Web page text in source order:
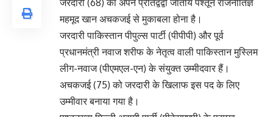
जरदारी (68) का अपने प्रतिद्वंद्वी जातीय पश्तून राजनीतिज्ञ
महमूद खान अचकजई से मुकाबला होना है।
जरदारी पाकिस्तान पीपुल्स पार्टी (पीपीपी) और पूर्व
प्रधानमंत्री नवाज शरीफ के नेतृत्व वाली पाकिस्तान मुस्लिम
लीग-नवाज (पीएमएल-एन) के संयुक्त उम्मीदवार हैं।
अचकजई (75) को जरदारी के खिलाफ इस पद के लिए
उम्मीवार बनाया गया है।